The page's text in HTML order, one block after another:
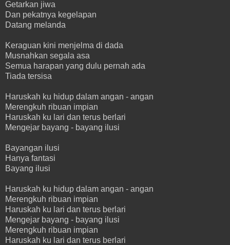
Getarkan jiwa
Dan pekatnya kegelapan
Datang melanda
Keraguan kini menjelma di dada
Musnahkan segala asa
Semua harapan yang dulu pernah ada
Tiada tersisa
Haruskah ku hidup dalam angan - angan
Merengkuh ribuan impian
Haruskah ku lari dan terus berlari
Mengejar bayang - bayang ilusi
Bayangan ilusi
Hanya fantasi
Bayang ilusi
Haruskah ku hidup dalam angan - angan
Merengkuh ribuan impian
Haruskah ku lari dan terus berlari
Mengejar bayang - bayang ilusi
Merengkuh ribuan impian
Haruskah ku lari dan terus berlari